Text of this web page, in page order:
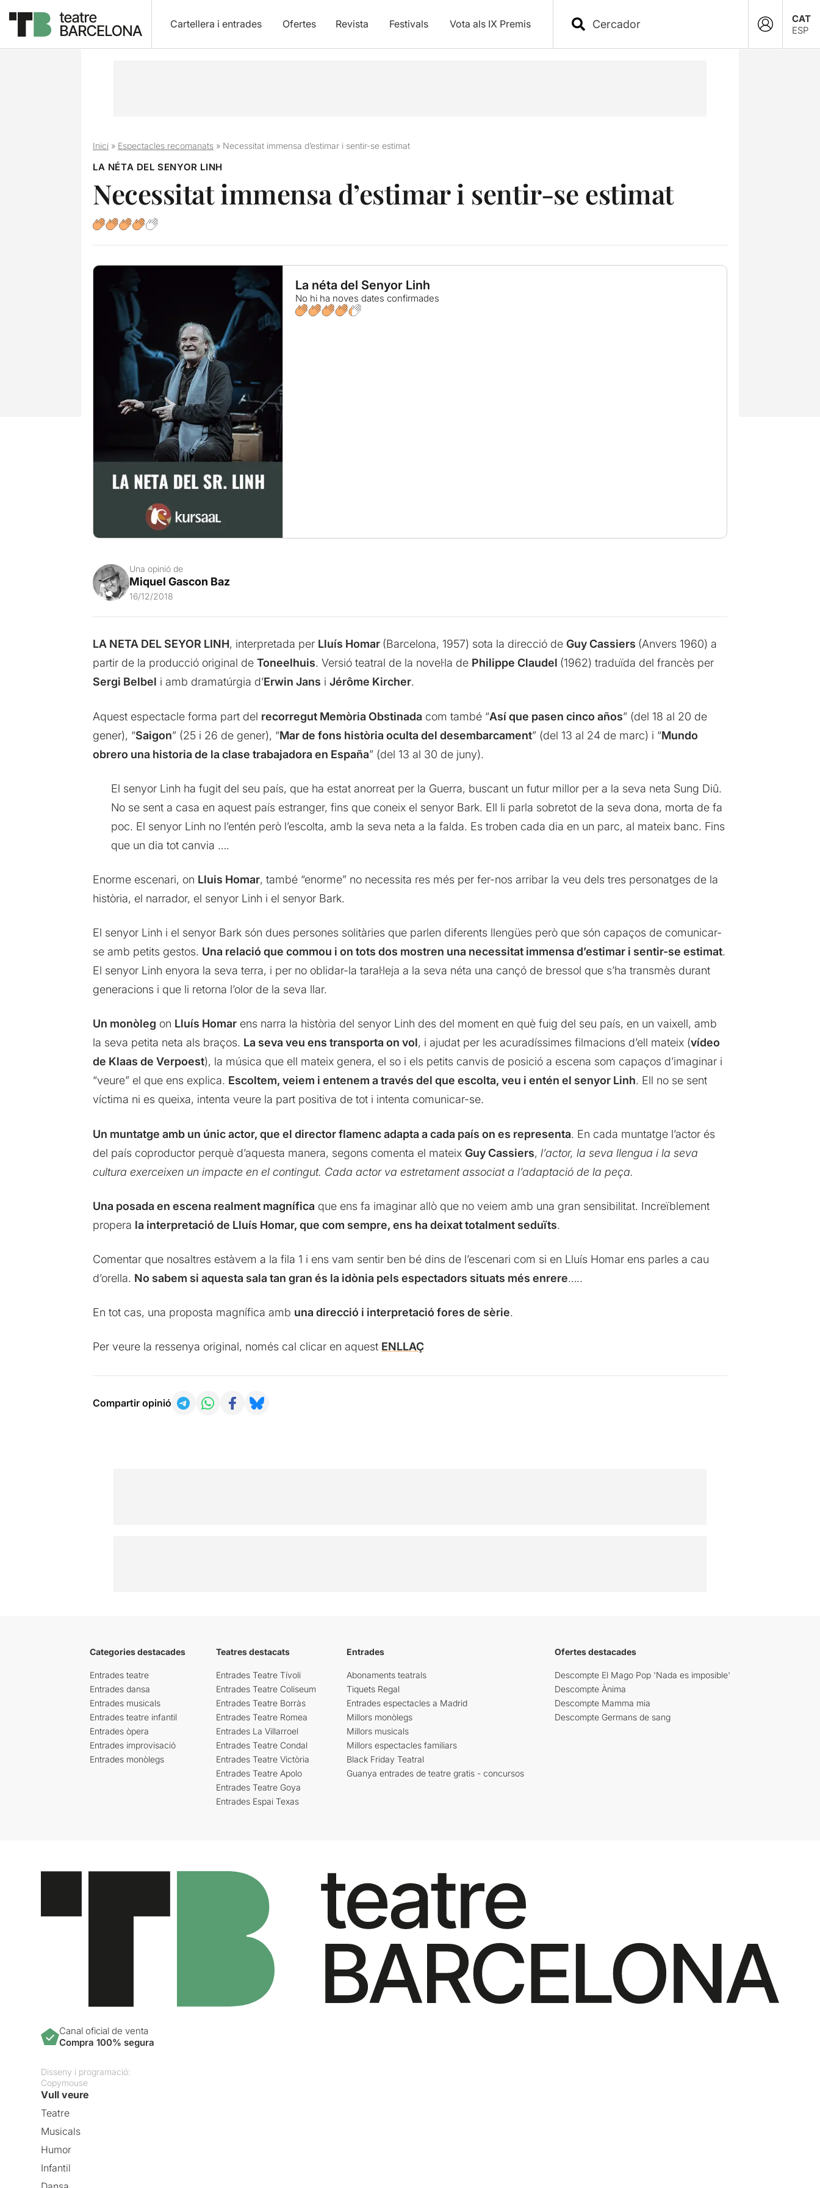
Cartellera i entrades Ofertes Revista Festivals Vota als IX Premis
CAT
ESP
Inici» Espectacles recomanats» Necessitat immensa d’estimar i sentir-se estimat
LA NÉTA DEL SENYOR LINH
Necessitat immensa d’estimar i sentir-se estimat
La néta del Senyor Linh
No hi ha noves dates confirmades
Una opinió de
Miquel Gascon Baz
16/12/2018
LA NETA DEL SEYOR LINH, interpretada per Lluís Homar (Barcelona, 1957) sota la direcció de Guy Cassiers (Anvers 1960) a
partir de la producció original de Toneelhuis. Versió teatral de la novel·la de Philippe Claudel (1962) traduïda del francès per
Sergi Belbel i amb dramatúrgia d’Erwin Jans i Jérôme Kircher.
Aquest espectacle forma part del recorregut Memòria Obstinada com també “Así que pasen cinco años” (del 18 al 20 de
gener), “Saigon” (25 i 26 de gener), “Mar de fons història oculta del desembarcament” (del 13 al 24 de marc) i “Mundo
obrero una historia de la clase trabajadora en España” (del 13 al 30 de juny).
El senyor Linh ha fugit del seu país, que ha estat anorreat per la Guerra, buscant un futur millor per a la seva neta Sung Diû.
No se sent a casa en aquest país estranger, fins que coneix el senyor Bark. Ell li parla sobretot de la seva dona, morta de fa
poc. El senyor Linh no l’entén però l’escolta, amb la seva neta a la falda. Es troben cada dia en un parc, al mateix banc. Fins
que un dia tot canvia ….
Enorme escenari, on Lluis Homar, també “enorme” no necessita res més per fer-nos arribar la veu dels tres personatges de la
història, el narrador, el senyor Linh i el senyor Bark.
El senyor Linh i el senyor Bark són dues persones solitàries que parlen diferents llengües però que són capaços de comunicar-
se amb petits gestos. Una relació que commou i on tots dos mostren una necessitat immensa d’estimar i sentir-se estimat.
El senyor Linh enyora la seva terra, i per no oblidar-la taral·leja a la seva néta una cançó de bressol que s’ha transmès durant
generacions i que li retorna l’olor de la seva llar.
Un monòleg on Lluís Homarens narra la història del senyor Linh des del moment en què fuig del seu país, en un vaixell, amb
la seva petita neta als braços. La seva veu ens transporta on vol, i ajudat per les acuradíssimes filmacions d’ell mateix (vídeo
de Klaas de Verpoest), la música que ell mateix genera, el so i els petits canvis de posició a escena som capaços d’imaginar i
“veure” el que ens explica. Escoltem, veiem i entenem a través del que escolta, veu i entén el senyor Linh. Ell no se sent
víctima ni es queixa, intenta veure la part positiva de tot i intenta comunicar-se.
Un muntatge amb un únic actor, que el director flamenc adapta a cada país on es representa. En cada muntatge l’actor és
del país coproductor perquè d’aquesta manera, segons comenta el mateix Guy Cassiers, l’actor, la seva llengua i la seva
cultura exerceixen un impacte en el contingut. Cada actor va estretament associat a l’adaptació de la peça.
Una posada en escena realment magnífica que ens fa imaginar allò que no veiem amb una gran sensibilitat. Increïblement
propera la interpretació de Lluís Homar, que com sempre, ens ha deixat totalment seduïts.
Comentar que nosaltres estàvem a la fila 1 i ens vam sentir ben bé dins de l’escenari com si en Lluís Homar ens parles a cau
d’orella. No sabem si aquesta sala tan gran és la idònia pels espectadors situats més enrere…..
En tot cas, una proposta magnífica amb una direcció i interpretació fores de sèrie.
Per veure la ressenya original, només cal clicar en aquest ENLLAÇ
Compartir opinió
Categories destacades
Entrades teatre
Entrades dansa
Entrades musicals
Entrades teatre infantil
Entrades òpera
Entrades improvisació
Entrades monòlegs
Teatres destacats
Entrades Teatre Tívoli
Entrades Teatre Coliseum
Entrades Teatre Borràs
Entrades Teatre Romea
Entrades La Villarroel
Entrades Teatre Condal
Entrades Teatre Victòria
Entrades Teatre Apolo
Entrades Teatre Goya
Entrades Espai Texas
Entrades
Abonaments teatrals
Tiquets Regal
Entrades espectacles a Madrid
Millors monòlegs
Millors musicals
Millors espectacles familiars
Black Friday Teatral
Guanya entrades de teatre gratis - concursos
Ofertes destacades
Descompte El Mago Pop 'Nada es imposible'
Descompte Ànima
Descompte Mamma mia
Descompte Germans de sang
Canal oficial de venta
Compra 100% segura
Disseny i programació:
Copymouse
Vull veure
Teatre
Musicals
Humor
Infantil